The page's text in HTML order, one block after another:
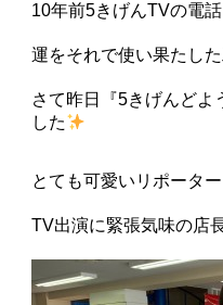
10年前5きげんTVの電
運をそれで使い果たし
さて昨日『5きげんどよ
した
とても可愛いリポータ
TV出演に緊張気味の店